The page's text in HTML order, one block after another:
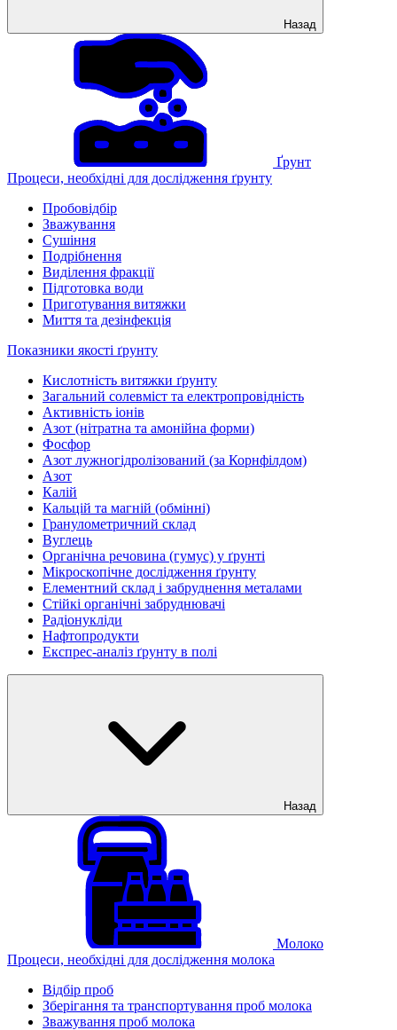
Назад
Ґрунт
Процеси, необхідні для дослідження ґрунту
Пробовідбір
Зважування
Сушіння
Подрібнення
Виділення фракції
Підготовка води
Приготування витяжки
Миття та дезінфекція
Показники якості ґрунту
Кислотність витяжки ґрунту
Загальний солевміст та електропровідність
Активність іонів
Азот (нітратна та амонійна форми)
Фосфор
Азот лужногідролізований (за Корнфілдом)
Азот
Калій
Кальцій та магній (обмінні)
Гранулометричний склад
Вуглець
Органічна речовина (гумус) у ґрунті
Мікроскопічне дослідження ґрунту
Елементний склад і забруднення металами
Стійкі органічні забруднювачі
Радіонукліди
Нафтопродукти
Експрес-аналіз ґрунту в полі
Назад
Молоко
Процеси, необхідні для дослідження молока
Відбір проб
Зберігання та транспортування проб молока
Зважування проб молока